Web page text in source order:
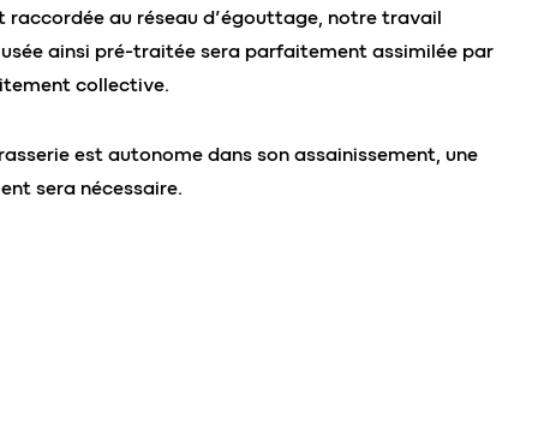
raccordée au réseau d’égouttage, notre travail
usée ainsi pré-traitée sera parfaitement assimilée par
collective.
est autonome dans son assainissement, une
sera nécessaire.